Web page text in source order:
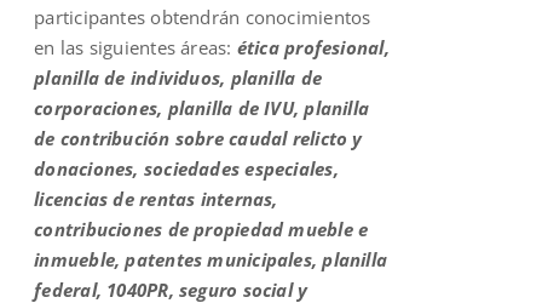
participantes obtendrán conocimientos
en las siguientes áreas: ética profesional,
planilla de individuos, planilla de
corporaciones, planilla de IVU, planilla
de contribución sobre caudal relicto y
donaciones, sociedades especiales,
licencias de rentas internas,
contribuciones de propiedad mueble e
inmueble, patentes municipales, planilla
federal, 1040PR, seguro social y